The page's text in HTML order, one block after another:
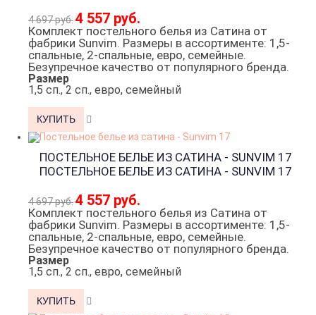
4 697 руб.4 557 руб.
Комплект постельного белья из Сатина от
фабрики Sunvim. Размеры в ассортименте: 1,5-
спальные, 2-спальные, евро, семейные.
Безупречное качество от популярного бренда.
Размер
1,5 сп., 2 сп., евро, семейный
ПОСТЕЛЬНОЕ БЕЛЬЕ ИЗ САТИНА - SUNVIM 17
ПОСТЕЛЬНОЕ БЕЛЬЕ ИЗ САТИНА - SUNVIM 17
4 697 руб.4 557 руб.
Комплект постельного белья из Сатина от
фабрики Sunvim. Размеры в ассортименте: 1,5-
спальные, 2-спальные, евро, семейные.
Безупречное качество от популярного бренда.
Размер
1,5 сп., 2 сп., евро, семейный